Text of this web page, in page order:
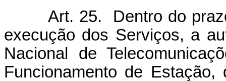
Art. 25. Dentro do prazo
execução dos Serviços, a
Nacional de
Funcionamento de